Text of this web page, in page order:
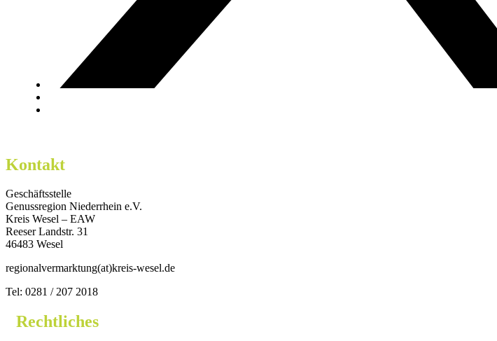
Kontakt
Geschäftsstelle
Genussregion Niederrhein e.V.
Kreis Wesel – EAW
Reeser Landstr. 31
46483 Wesel
regionalvermarktung(at)kreis-wesel.de
Tel: 0281 / 207 2018
Rechtliches